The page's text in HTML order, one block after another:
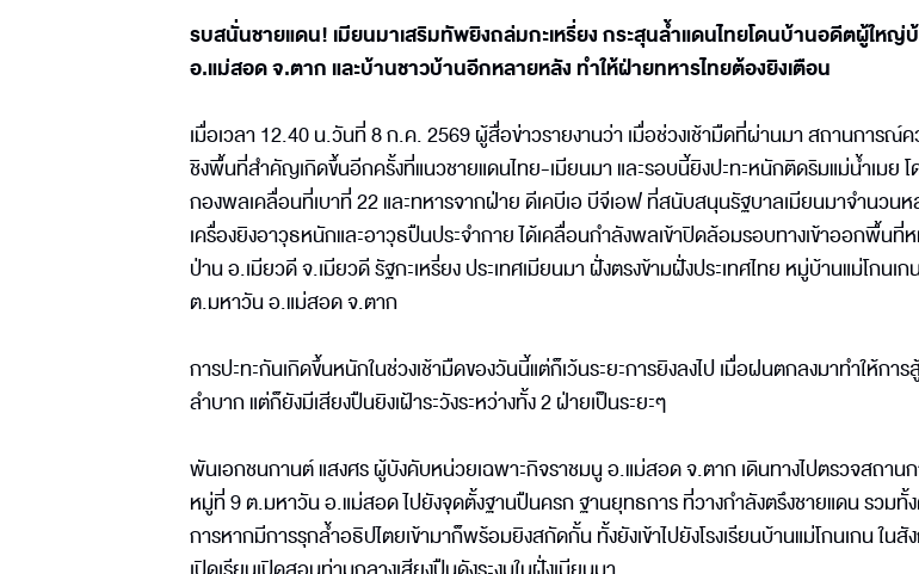
รบสนั่นชายแดน! เมียนมาเสริมทัพยิงถล่มกะเหรี่ยง กระสุนล้ำแดนไทยโดนบ้านอดีตผู้ให
อ.แม่สอด จ.ตาก และบ้านชาวบ้านอีกหลายหลัง ทำให้ฝ่ายทหารไทยต้องยิงเตือน
เมื่อเวลา 12.40 น.วันที่ 8 ก.ค. 2569 ผู้สื่อข่าวรายงานว่า เมื่อช่วงเช้ามืดที่ผ่านมา สถานการณ์ค
ชิงพื้นที่สำคัญเกิดขึ้นอีกครั้งที่แนวชายแดนไทย-เมียนมา และรอบนี้ยิงปะทะหนักติดริมแม่น้ำเมย
กองพลเคลื่อนที่เบาที่ 22 และทหารจากฝ่าย ดีเคบีเอ บีจีเอฟ ที่สนับสนุนรัฐบาลเมียนมาจำนวน
เครื่องยิงอาวุธหนักและอาวุธปืนประจำกาย ได้เคลื่อนกำลังพลเข้าปิดล้อมรอบทางเข้าออกพื้นที่
ป่าน อ.เมียวดี จ.เมียวดี รัฐกะเหรี่ยง ประเทศเมียนมา ฝั่งตรงข้ามฝั่งประเทศไทย หมู่บ้านแม่โกน
ต.มหาวัน อ.แม่สอด จ.ตาก
การปะทะกันเกิดขึ้นหนักในช่วงเช้ามืดของวันนี้แต่ก็เว้นระยะการยิงลงไป เมื่อฝนตกลงมาทำให้กา
ลำบาก แต่ก็ยังมีเสียงปืนยิงเฝ้าระวังระหว่างทั้ง 2 ฝ่ายเป็นระยะๆ
พันเอกชนกานต์ แสงศร ผู้บังคับหน่วยเฉพาะกิจราชมนู อ.แม่สอด จ.ตาก เดินทางไปตรวจสถา
หมู่ที่ 9 ต.มหาวัน อ.แม่สอด ไปยังจุดตั้งฐานปืนครก ฐานยุทธการ ที่วางกำลังตรึงชายแดน รวมทั้
การหากมีการรุกล้ำอธิปไตยเข้ามาก็พร้อมยิงสกัดกั้น ทั้งยังเข้าไปยังโรงเรียนบ้านแม่โกนเกน ใน